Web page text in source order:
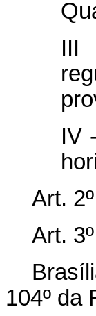
III
IV
Art.
Art.
104º da